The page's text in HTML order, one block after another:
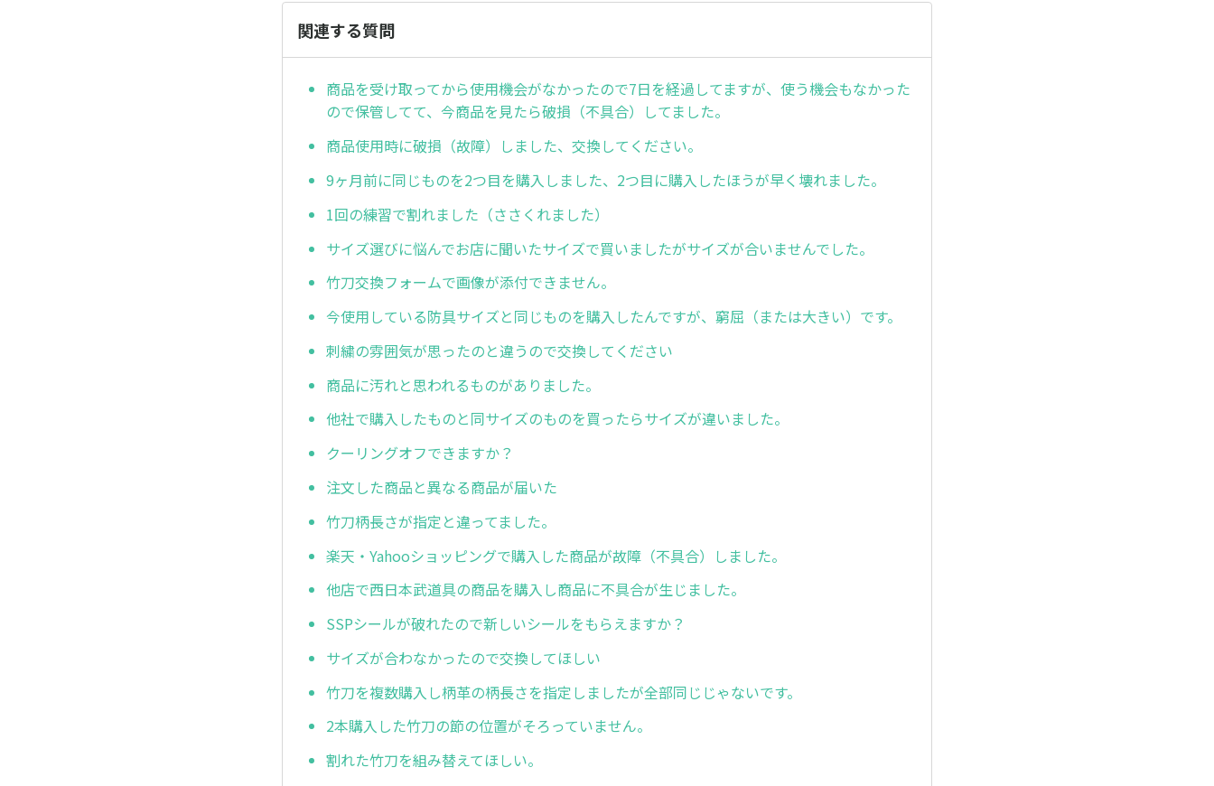
関連する質問
商品を受け取ってから使用機会がなかったので7日を経過してますが、使う機会もなかった
ので保管してて、今商品を見たら破損（不具合）してました。
商品使用時に破損（故障）しました、交換してください。
9ヶ月前に同じものを2つ目を購入しました、2つ目に購入したほうが早く壊れました。
1回の練習で割れました（ささくれました）
サイズ選びに悩んでお店に聞いたサイズで買いましたがサイズが合いませんでした。
竹刀交換フォームで画像が添付できません。
今使用している防具サイズと同じものを購入したんですが、窮屈（または大きい）です。
刺繍の雰囲気が思ったのと違うので交換してください
商品に汚れと思われるものがありました。
他社で購入したものと同サイズのものを買ったらサイズが違いました。
クーリングオフできますか？
注文した商品と異なる商品が届いた
竹刀柄長さが指定と違ってました。
楽天・Yahooショッピングで購入した商品が故障（不具合）しました。
他店で西日本武道具の商品を購入し商品に不具合が生じました。
SSPシールが破れたので新しいシールをもらえますか？
サイズが合わなかったので交換してほしい
竹刀を複数購入し柄革の柄長さを指定しましたが全部同じじゃないです。
2本購入した竹刀の節の位置がそろっていません。
割れた竹刀を組み替えてほしい。